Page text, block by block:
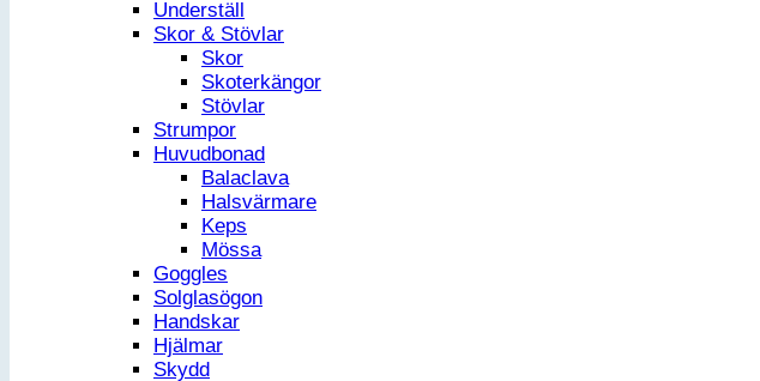
Underställ
Skor & Stövlar
Skor
Skoterkängor
Stövlar
Strumpor
Huvudbonad
Balaclava
Halsvärmare
Keps
Mössa
Goggles
Solglasögon
Handskar
Hjälmar
Skydd